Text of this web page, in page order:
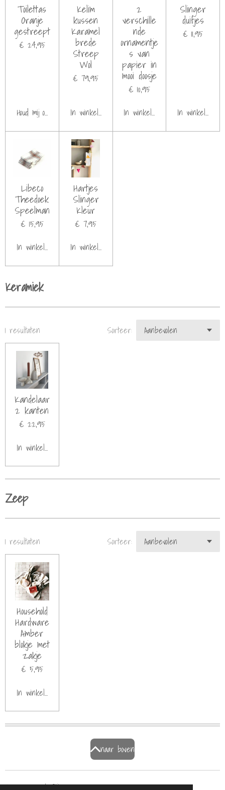
Toilettas
Oranje
gestreept
€ 24,95
Houd mij op de hoogte
Kelim
kussen
Karamel
brede
Streep
Wol
€ 79,95
In winkelwagen
2
verschille
nde
ornamentje
s van
papier in
mooi doosje
€ 10,95
In winkelwagen
Slinger
duifjes
€ 11,95
In winkelwagen
Libeco
Theedoek
Speelman
€ 15,95
In winkelwagen
Hartjes
Slinger
Kleur
€ 7,95
In winkelwagen
Keramiek
1 resultaten Sorteer:
Kandelaar
2 kanten
€ 22,95
In winkelwagen
Zeep
1 resultaten Sorteer:
Household
Hardware
Amber
blokje met
zakje
€ 5,95
In winkelwagen
naar boven
© 2021 - 2026 BijDaan